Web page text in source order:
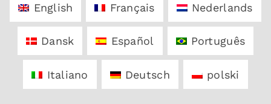
English Français Nederlands
Dansk Español Português
Italiano Deutsch polski